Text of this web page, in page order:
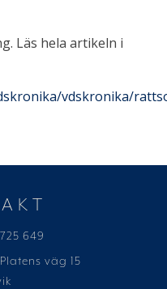
Läs hela artikeln i
vdskronika/
649
väg 15